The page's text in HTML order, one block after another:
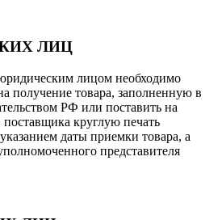
ЛИЦ
лицом необходимо
получение товара, заполненную в
РФ или поставить на
круглую печать
даты приемки товара, а
представителя